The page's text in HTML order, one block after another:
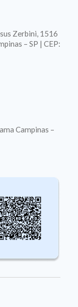
Zerbini, 1516
– SP | CEP:
Campinas –